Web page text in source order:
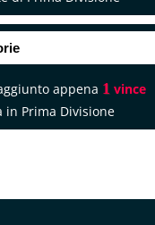
Nic. ha raggiunto appena 1 vince
in Prima Divisione